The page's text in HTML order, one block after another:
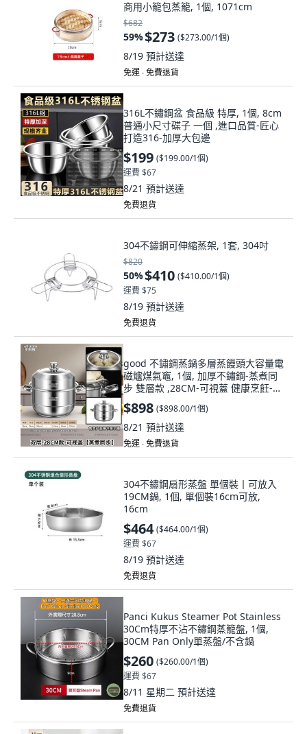
商用小籠包蒸籠, 1個, 1071cm
$682
59%$273 ($273.00/1個)
8/19 預計送達
免運 ∙ 免費退貨
316L不鏽鋼盆 食品級 特厚, 1個, 8cm
普通小尺寸碟子 一個 ,進口品質-匠心
打造316-加厚大包邊
$199 ($199.00/1個)
運費 $67
8/21 預計送達
免費退貨
304不鏽鋼可伸縮蒸架, 1套, 304吋
$820
50%$410 ($410.00/1個)
運費 $75
8/19 預計送達
免費退貨
good 不鏽鋼蒸鍋多層蒸饅頭大容量電
磁爐煤氣竈, 1個, 加厚不鏽鋼-蒸煮同
步 雙層款 ,28CM-可視蓋 健康烹飪-暢
吃美味, 28cm
$898 ($898.00/1個)
8/21 預計送達
免運 ∙ 免費退貨
304不鏽鋼扇形蒸盤 單個裝丨可放入
19CM鍋, 1個, 單個裝16cm可放,
16cm
$464 ($464.00/1個)
運費 $67
8/19 預計送達
免費退貨
Panci Kukus Steamer Pot Stainless
30Cm特厚不沾不鏽鋼蒸籠盤, 1個,
30CM Pan Only單蒸盤/不含鍋
$260 ($260.00/1個)
運費 $67
8/11 星期二 預計送達
免費退貨